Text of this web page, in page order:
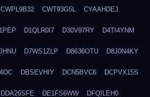
CWPL9B32 CWT93G5L CYAAHDEJ
D1QLR0I7 D30V97RY D4TI4YNM
D7WS1ZLP D8636OTU D8J0N4KY
DBSEVHIY DCN5BVC6 DCPVX15S
DDA26SFE DE1FS6WW DFQILEH0